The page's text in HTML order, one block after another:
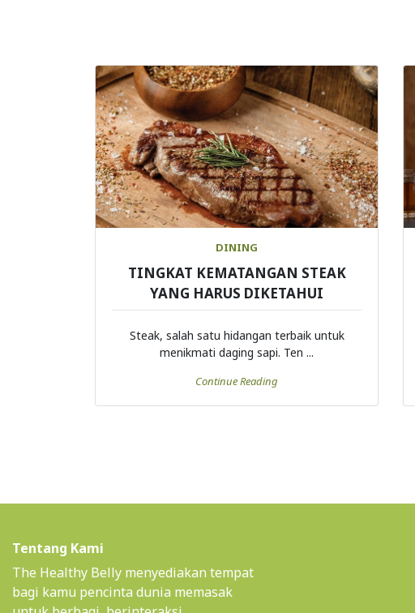
DINING
TINGKAT KEMATANGAN STEAK
YANG HARUS DIKETAHUI
Steak, salah satu hidangan terbaik untuk
menikmati daging sapi. Ten ...
Continue Reading
Tentang Kami
The Healthy Belly menyediakan tempat
bagi kamu pencinta dunia memasak